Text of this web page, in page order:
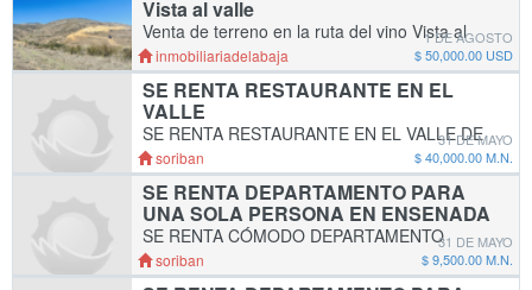
800 m2 P
Vista al valle
Venta de terreno en la ruta del vino Vista al
valle fácil y rápido acceso. Superficie de 1,250
m2 Precio $50,000 dlls Enganche $15,000 dlls
Mensualidad $950 dlls Última m
inmobiliariadelabaja
1 DE AGOSTO
$ 50,000.00 USD
SE RENTA RESTAURANTE EN EL
VALLE
SE RENTA RESTAURANTE EN EL VALLE DE
GUADALUPE. EXCELENTE UBICACIÓN, CON
EXCELENTES AMENIDADES. MAYOR
INFORMACION AL WHATSAPP 646 123 60 05
soriban
31 DE MAYO
$ 40,000.00 M.N.
SE RENTA DEPARTAMENTO PARA
UNA SOLA PERSONA EN ENSENADA
SE RENTA CÓMODO DEPARTAMENTO
TOTALMENTE EQUIPADO EN
FRACCIONAMIENTO BUENAVENTURA.
soriban
31 DE MAYO
$ 9,500.00 M.N.